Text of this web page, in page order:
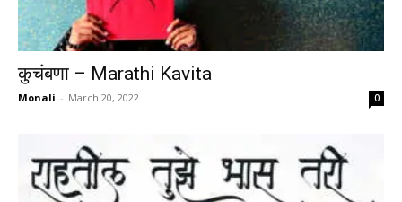
कुचंबणा – Marathi Kavita
Monali - March 20, 2022 0